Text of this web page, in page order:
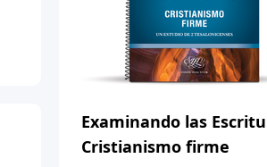
Examinando las
Cristianismo firme